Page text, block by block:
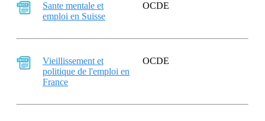
Sante mentale et
emploi en Suisse
OCDE
Vieillissement et
politique de l'emploi en
France
OCDE